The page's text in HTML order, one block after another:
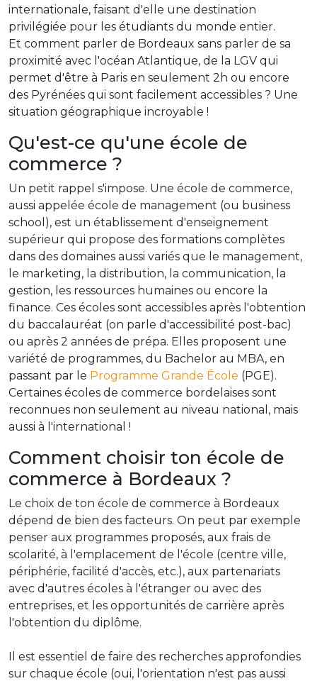
internationale, faisant d'elle une destination
privilégiée pour les étudiants du monde entier.
Et comment parler de Bordeaux sans parler de sa
proximité avec l'océan Atlantique, de la LGV qui
permet d'être à Paris en seulement 2h ou encore
des Pyrénées qui sont facilement accessibles ? Une
situation géographique incroyable !
Qu'est-ce qu'une école de
commerce ?
Un petit rappel s'impose. Une école de commerce,
aussi appelée école de management (ou business
school), est un établissement d'enseignement
supérieur qui propose des formations complètes
dans des domaines aussi variés que le management,
le marketing, la distribution, la communication, la
gestion, les ressources humaines ou encore la
finance. Ces écoles sont accessibles après l'obtention
du baccalauréat (on parle d'accessibilité post-bac)
ou après 2 années de prépa. Elles proposent une
variété de programmes, du Bachelor au MBA, en
passant par le Programme Grande École (PGE).
Certaines écoles de commerce bordelaises sont
reconnues non seulement au niveau national, mais
aussi à l'international !
Comment choisir ton école de
commerce à Bordeaux ?
Le choix de ton école de commerce à Bordeaux
dépend de bien des facteurs. On peut par exemple
penser aux programmes proposés, aux frais de
scolarité, à l'emplacement de l'école (centre ville,
périphérie, facilité d'accès, etc.), aux partenariats
avec d'autres écoles à l'étranger ou avec des
entreprises, et les opportunités de carrière après
l'obtention du diplôme.
Il est essentiel de faire des recherches approfondies
sur chaque école (oui, l'orientation n'est pas aussi